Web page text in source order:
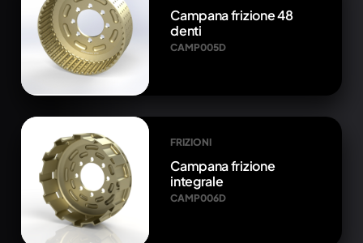
Campana frizione 48
denti
CAMP005D
FRIZIONI
Campana frizione
integrale
CAMP006D